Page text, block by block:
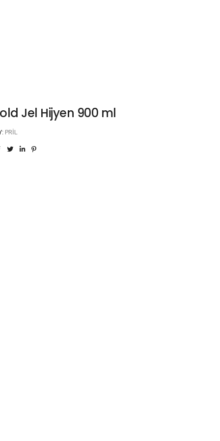
Jel Hijyen 900 ml
PRIL